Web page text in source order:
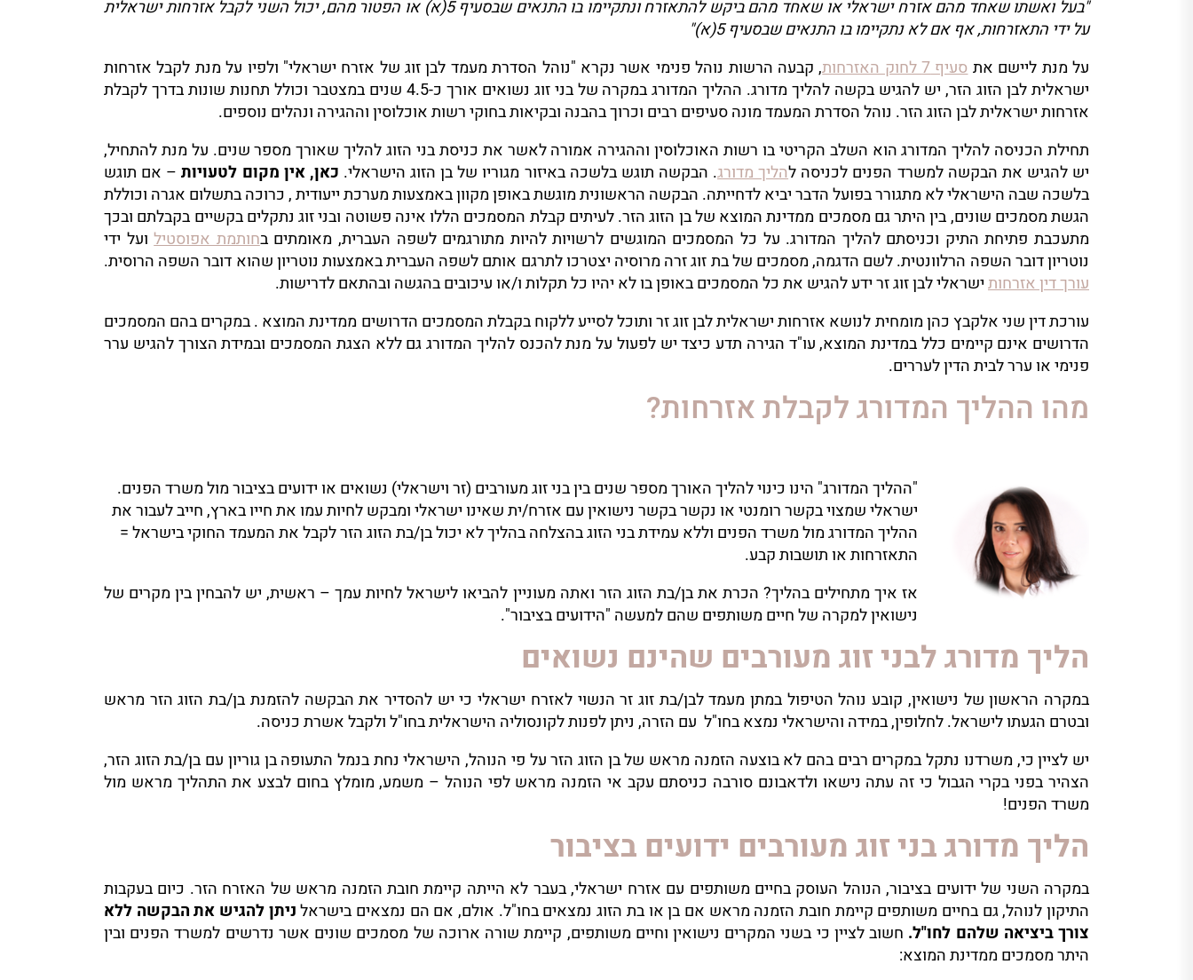
"בעל ואשתו שאחד מהם אזרח ישראלי או שאחד מהם ביקש להתאזרח ונתקיימו בו התנאים שבסעיף 5(א) או הפטור מהם, יכול השני לקבל אזרחות ישראלית
על ידי התאזרחות, אף אם לא נתקיימו בו התנאים שבסעיף 5(א)"
על מנת ליישם אתסעיף 7 לחוק האזרחות
, קבעה הרשות נוהל פנימי אשר נקרא "נוהל הסדרת מעמד לבן זוג של אזרח ישראלי" ולפיו על מנת לקבל אזרחות
ישראלית לבן הזוג הזר, יש להגיש בקשה להליך מדורג. ההליך המדורג במקרה של בני זוג נשואים אורך כ-4.5 שנים במצטבר וכולל תחנות שונות בדרך לקבלת
אזרחות ישראלית לבן הזוג הזר. נוהל הסדרת המעמד מונה סעיפים רבים וכרוך בהבנה ובקיאות בחוקי רשות אוכלוסין וההגירה ונהלים נוספים.
תחילת הכניסה להליך המדורג הוא השלב הקריטי בו רשות האוכלוסין וההגירה אמורה לאשר את כניסת בני הזוג להליך שאורך מספר שנים. על מנת להתחיל,
יש להגיש את הבקשה למשרד הפנים לכניסה להליך מדורג. הבקשה תוגש בלשכה באיזור מגוריו של בן הזוג הישראלי. כאן, אין מקום לטעויות– אם תוגש
בלשכה שבה הישראלי לא מתגורר בפועל הדבר יביא לדחייתה. הבקשה הראשונית מוגשת באופן מקוון באמצעות מערכת ייעודית , כרוכה בתשלום אגרה וכוללת
הגשת מסמכים שונים, בין היתר גם מסמכים ממדינת המוצא של בן הזוג הזר. לעיתים קבלת המסמכים הללו אינה פשוטה ובני זוג נתקלים בקשיים בקבלתם ובכך
מתעכבת פתיחת התיק וכניסתם להליך המדורג. על כל המסמכים המוגשים לרשויות להיות מתורגמים לשפה העברית, מאומתים בחותמת אפוסטילועל ידי
נוטריון דובר השפה הרלוונטית. לשם הדגמה, מסמכים של בת זוג זרה מרוסיה יצטרכו לתרגם אותם לשפה העברית באמצעות נוטריון שהוא דובר השפה הרוסית.
עורך דין אזרחותישראלי לבן זוג זר ידע להגיש את כל המסמכים באופן בו לא יהיו כל תקלות ו/או עיכובים בהגשה ובהתאם לדרישות.
עורכת דין שני אלקבץ כהן מומחית לנושא אזרחות ישראלית לבן זוג זר ותוכל לסייע ללקוח בקבלת המסמכים הדרושים ממדינת המוצא . במקרים בהם המסמכים
הדרושים אינם קיימים כלל במדינת המוצא, עו"ד הגירה תדע כיצד יש לפעול על מנת להכנס להליך המדורג גם ללא הצגת המסמכים ובמידת הצורך להגיש ערר
פנימי או ערר לבית הדין לעררים.
מהו ההליך המדורג לקבלת אזרחות?
"ההליך המדורג" הינו כינוי להליך האורך מספר שנים בין בני זוג מעורבים (זר וישראלי) נשואים או ידועים בציבור מול משרד הפנים.
ישראלי שמצוי בקשר רומנטי או נקשר בקשר נישואין עם אזרח/ית שאינו ישראלי ומבקש לחיות עמו את חייו בארץ, חייב לעבור את
ההליך המדורג מול משרד הפנים וללא עמידת בני הזוג בהצלחה בהליך לא יכול בן/בת הזוג הזר לקבל את המעמד החוקי בישראל =
התאזרחות או תושבות קבע.
אז איך מתחילים בהליך? הכרת את בן/בת הזוג הזר ואתה מעוניין להביאו לישראל לחיות עמך – ראשית, יש להבחין בין מקרים של
נישואין למקרה של חיים משותפים שהם למעשה "הידועים בציבור".
הליך מדורג לבני זוג מעורבים שהינם נשואים
במקרה הראשון של נישואין, קובע נוהל הטיפול במתן מעמד לבן/בת זוג זר הנשוי לאזרח ישראלי כי יש להסדיר את הבקשה להזמנת בן/בת הזוג הזר מראש
ובטרם הגעתו לישראל. לחלופין, במידה והישראלי נמצא בחו"ל עם הזרה, ניתן לפנות לקונסוליה הישראלית בחו"ל ולקבל אשרת כניסה.
יש לציין כי, משרדנו נתקל במקרים רבים בהם לא בוצעה הזמנה מראש של בן הזוג הזר על פי הנוהל, הישראלי נחת בנמל התעופה בן גוריון עם בן/בת הזוג הזר,
הצהיר בפני בקרי הגבול כי זה עתה נישאו ולדאבונם סורבה כניסתם עקב אי הזמנה מראש לפי הנוהל – משמע, מומלץ בחום לבצע את התהליך מראש מול
משרד הפנים!
הליך מדורג בני זוג מעורבים ידועים בציבור
במקרה השני של ידועים בציבור, הנוהל העוסק בחיים משותפים עם אזרח ישראלי, בעבר לא הייתה קיימת חובת הזמנה מראש של האזרח הזר. כיום בעקבות
התיקון לנוהל, גם בחיים משותפים קיימת חובת הזמנה מראש אם בן או בת הזוג נמצאים בחו"ל. אולם, אם הם נמצאים בישראלניתן להגיש את הבקשה ללא
צורך ביציאה שלהם לחו"ל. חשוב לציין כי בשני המקרים נישואין וחיים משותפים, קיימת שורה ארוכה של מסמכים שונים אשר נדרשים למשרד הפנים ובין
היתר מסמכים ממדינת המוצא: